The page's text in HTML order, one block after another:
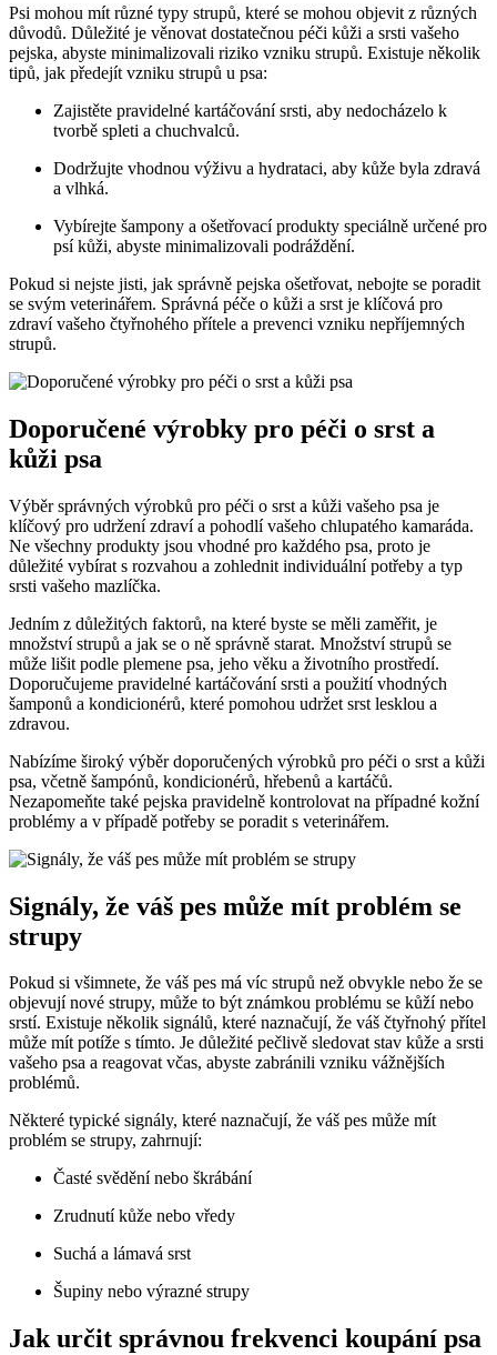
Psi mohou mít různé typy strupů, které se mohou objevit z různých
důvodů. Důležité je věnovat dostatečnou péči kůži a srsti vašeho
pejska, abyste minimalizovali riziko vzniku strupů. Existuje několik
tipů, jak předejít vzniku strupů u psa:
Zajistěte pravidelné kartáčování srsti, aby nedocházelo k
tvorbě spleti a chuchvalců.
Dodržujte vhodnou výživu a hydrataci, aby kůže byla zdravá
a vlhká.
Vybírejte šampony a ošetřovací produkty speciálně určené pro
psí kůži, abyste minimalizovali podráždění.
Pokud si nejste jisti, jak správně pejska ošetřovat, nebojte se poradit
se svým veterinářem. Správná péče o kůži a srst je klíčová pro
zdraví vašeho čtyřnohého přítele a prevenci vzniku nepříjemných
strupů.
Doporučené výrobky pro péči o srst a
kůži psa
Výběr správných výrobků pro péči o srst a kůži vašeho psa je
klíčový pro udržení zdraví a pohodlí vašeho chlupatého kamaráda.
Ne všechny produkty jsou vhodné pro každého psa, proto je
důležité vybírat s rozvahou a zohlednit individuální potřeby a typ
srsti vašeho mazlíčka.
Jedním z důležitých faktorů, na které byste se měli zaměřit, je
množství strupů a jak se o ně správně starat. Množství strupů se
může lišit podle plemene psa, jeho věku a životního prostředí.
Doporučujeme pravidelné kartáčování srsti a použití vhodných
šamponů a kondicionérů, které pomohou udržet srst lesklou a
zdravou.
Nabízíme široký výběr doporučených výrobků pro péči o srst a kůži
psa, včetně šampónů, kondicionérů, hřebenů a kartáčů.
Nezapomeňte také pejska pravidelně kontrolovat na případné kožní
problémy a v případě potřeby se poradit s veterinářem.
Signály, že váš pes může mít problém se
strupy
Pokud si všimnete, že váš pes má víc strupů než obvykle nebo že se
objevují nové strupy, může to být známkou problému se kůží nebo
srstí. Existuje několik signálů, které naznačují, že váš čtyřnohý přítel
může mít potíže s tímto. Je důležité pečlivě sledovat stav kůže a srsti
vašeho psa a reagovat včas, abyste zabránili vzniku vážnějších
problémů.
Některé typické signály, které naznačují, že váš pes může mít
problém se strupy, zahrnují:
Časté svědění nebo škrábání
Zrudnutí kůže nebo vředy
Suchá a lámavá srst
Šupiny nebo výrazné strupy
Jak určit správnou frekvenci koupání psa